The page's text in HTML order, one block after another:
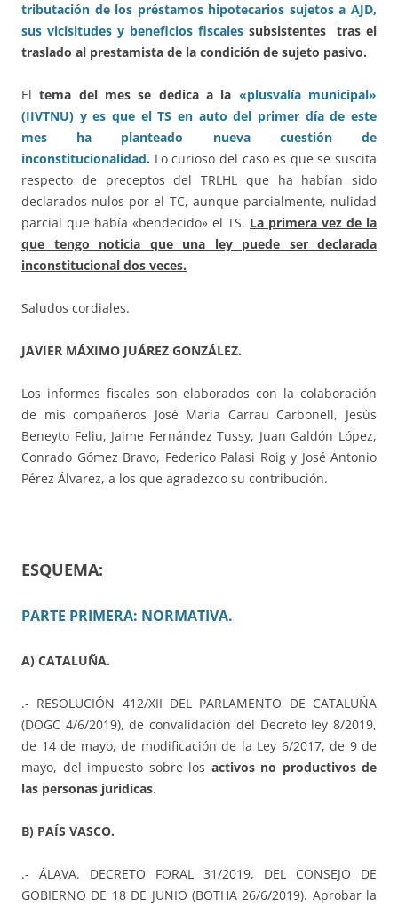
tributación de los préstamos hipotecarios sujetos a AJD,
sus vicisitudes y beneficios fiscales subsistentes tras el
traslado al prestamista de la condición de sujeto pasivo.
Eltema del mes se dedica a la «plusvalía municipal»
(IIVTNU) y es que el TS en auto del primer día de este
mes ha planteado nueva cuestión de
inconstitucionalidad. Lo curioso del caso es que se suscita
respecto de preceptos del TRLHL que ha habían sido
declarados nulos por el TC, aunque parcialmente, nulidad
parcial que había «bendecido» el TS. La primera vez de la
que tengo noticia que una ley puede ser declarada
inconstitucional dos veces.
Saludos cordiales.
JAVIER MÁXIMO JUÁREZ GONZÁLEZ.
Los informes fiscales son elaborados con la colaboración
de mis compañeros José María Carrau Carbonell, Jesús
Beneyto Feliu, Jaime Fernández Tussy, Juan Galdón López,
Conrado Gómez Bravo, Federico Palasi Roig y José Antonio
Pérez Álvarez, a los que agradezco su contribución.
ESQUEMA:
PARTE PRIMERA: NORMATIVA.
A) CATALUÑA.
.- RESOLUCIÓN 412/XII DEL PARLAMENTO DE CATALUÑA
(DOGC 4/6/2019), de convalidación del Decreto ley 8/2019,
de 14 de mayo, de modificación de la Ley 6/2017, de 9 de
mayo, del impuesto sobre los activos no productivos de
las personas jurídicas.
B) PAÍS VASCO.
.- ÁLAVA. DECRETO FORAL 31/2019, DEL CONSEJO DE
GOBIERNO DE 18 DE JUNIO (BOTHA 26/6/2019). Aprobar la